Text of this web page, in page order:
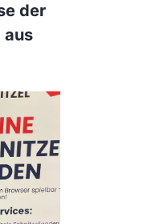
der
aus